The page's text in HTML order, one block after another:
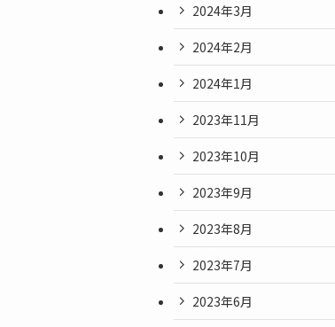
2024年3月
2024年2月
2024年1月
2023年11月
2023年10月
2023年9月
2023年8月
2023年7月
2023年6月